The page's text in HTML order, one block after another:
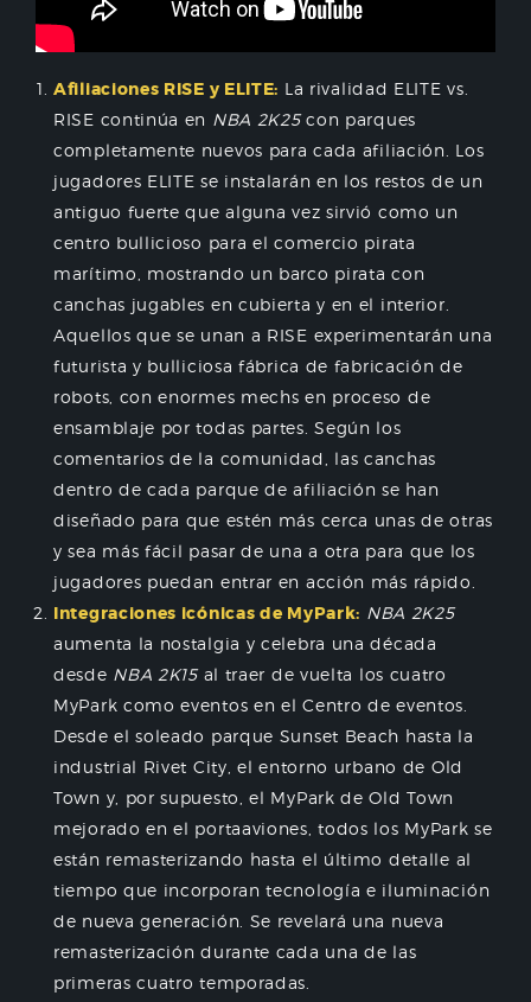
Afiliaciones RISE y ELITE: La rivalidad ELITE vs.
RISE continúa en NBA 2K25con parques
completamente nuevos para cada afiliación. Los
jugadores ELITE se instalarán en los restos de un
antiguo fuerte que alguna vez sirvió como un
centro bullicioso para el comercio pirata
marítimo, mostrando un barco pirata con
canchas jugables en cubierta y en el interior.
Aquellos que se unan a RISE experimentarán una
futurista y bulliciosa fábrica de fabricación de
robots, con enormes mechs en proceso de
ensamblaje por todas partes. Según los
comentarios de la comunidad, las canchas
dentro de cada parque de afiliación se han
diseñado para que estén más cerca unas de otras
y sea más fácil pasar de una a otra para que los
jugadores puedan entrar en acción más rápido.
Integraciones icónicas de MyPark: NBA 2K25
aumenta la nostalgia y celebra una década
desde NBA 2K15al traer de vuelta los cuatro
MyPark como eventos en el Centro de eventos.
Desde el soleado parque Sunset Beach hasta la
industrial Rivet City, el entorno urbano de Old
Town y, por supuesto, el MyPark de Old Town
mejorado en el portaaviones, todos los MyPark se
están remasterizando hasta el último detalle al
tiempo que incorporan tecnología e iluminación
de nueva generación. Se revelará una nueva
remasterización durante cada una de las
primeras cuatro temporadas.